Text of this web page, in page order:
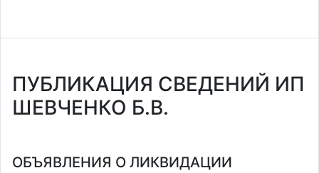
ПУБЛИКАЦИЯ СВЕДЕНИЙ ИП
ШЕВЧЕНКО Б.В.
ОБЪЯВЛЕНИЯ О ЛИКВИДАЦИИ